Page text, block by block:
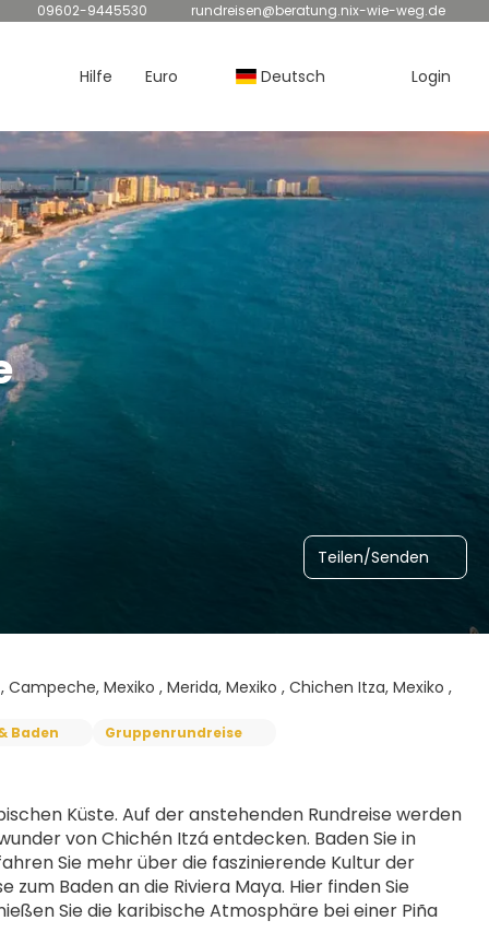
09602-9445530 rundreisen@beratung.nix-wie-weg.de
Hilfe Euro Deutsch Login
Teilen/Senden
Mexiko , Merida, Mexiko , Chichen Itza, Mexiko ,
Baden Gruppenrundreise
Küste. Auf der anstehenden Rundreise werden
von Chichén Itzá entdecken. Baden Sie in
Sie mehr über die faszinierende Kultur der
Baden an die Riviera Maya. Hier finden Sie
Sie die karibische Atmosphäre bei einer Piña